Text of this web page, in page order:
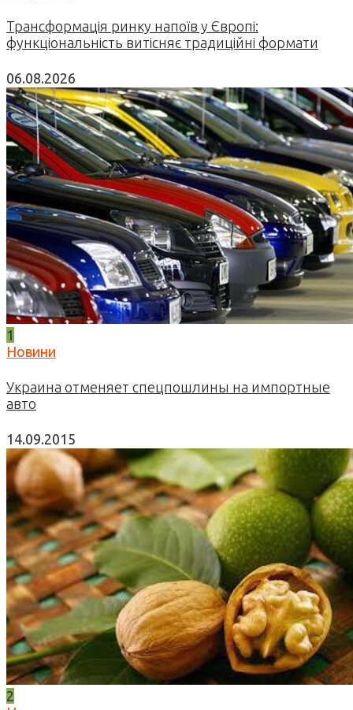
Трансформація ринку напоїв у Європі:
функціональність витісняє традиційні формати
06.08.2026
1
Новини
Украина отменяет спецпошлины на импортные
авто
14.09.2015
2